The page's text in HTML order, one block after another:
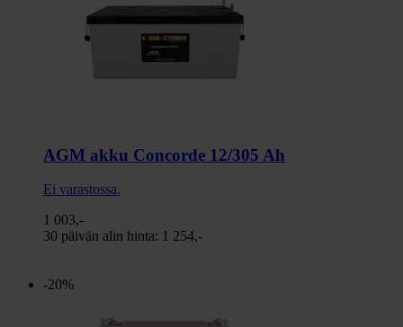
AGM akku Concorde 12/305 Ah
Ei varastossa.
1 003,-
30 päivän alin hinta: 1 254,-
-20%